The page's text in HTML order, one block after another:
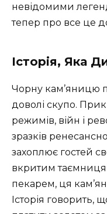
невідомими
тепер про все це
Історія, Яка
Чорну кам’яницю
доволі скупо.
режимів, війн і
зразків
захоплює гостей
вкритим
пекарем, ця
Історія говорить,